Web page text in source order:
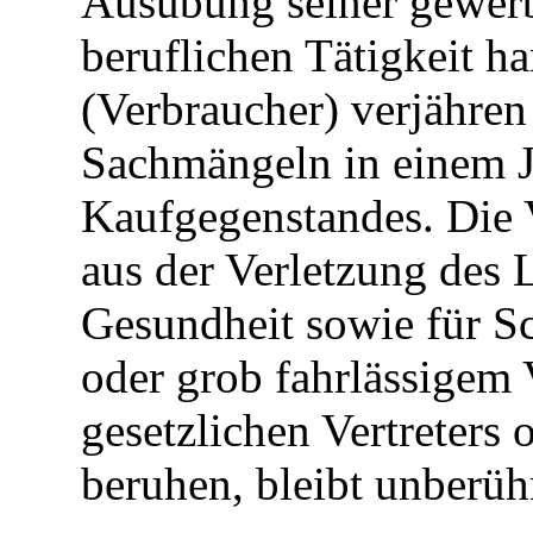
beruflichen Tätigkeit
(Verbraucher)
Sachmängeln in einem
Kaufgegenstandes.
aus der Verletzung des
Gesundheit sowie für
oder grob fahrlässigem
gesetzlichen
beruhen, bleibt